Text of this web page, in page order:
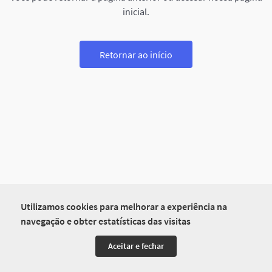
Utilizamos cookies para melhorar a experiência na
navegação e obter estatísticas das visitas
Aceitar e fechar
inicial.
Retornar ao início